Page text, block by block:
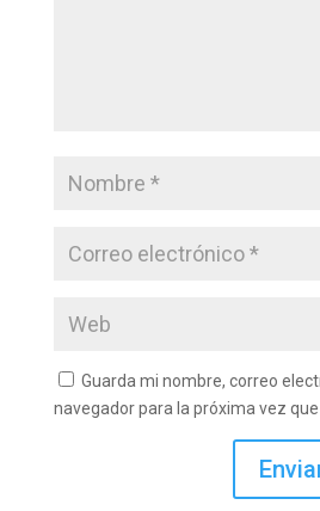
Guarda mi nombre, correo
navegador para la próxima vez